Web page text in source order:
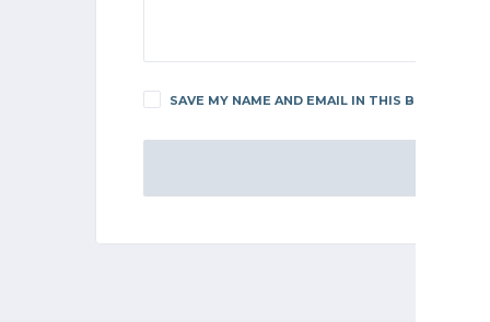
SAVE MY NAME AND EMAIL IN THIS BROWSER